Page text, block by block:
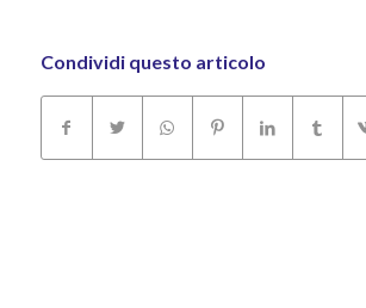
Condividi questo articolo